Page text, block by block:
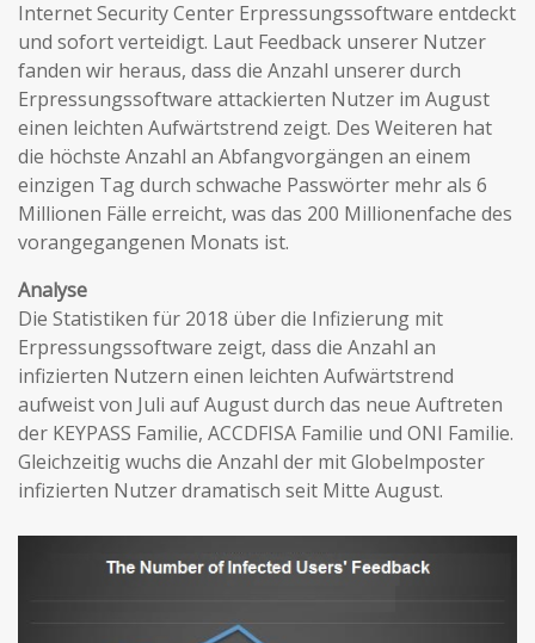
Internet Security Center Erpressungssoftware entdeckt
und sofort verteidigt. Laut Feedback unserer Nutzer
fanden wir heraus, dass die Anzahl unserer durch
Erpressungssoftware attackierten Nutzer im August
einen leichten Aufwärtstrend zeigt. Des Weiteren hat
die höchste Anzahl an Abfangvorgängen an einem
einzigen Tag durch schwache Passwörter mehr als 6
Millionen Fälle erreicht, was das 200 Millionenfache des
vorangegangenen Monats ist.
Analyse
Die Statistiken für 2018 über die Infizierung mit
Erpressungssoftware zeigt, dass die Anzahl an
infizierten Nutzern einen leichten Aufwärtstrend
aufweist von Juli auf August durch das neue Auftreten
der KEYPASS Familie, ACCDFISA Familie und ONI Familie.
Gleichzeitig wuchs die Anzahl der mit Globelmposter
infizierten Nutzer dramatisch seit Mitte August.